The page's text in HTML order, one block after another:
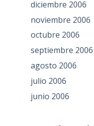
diciembre 2006
noviembre 2006
octubre 2006
septiembre 2006
agosto 2006
julio 2006
junio 2006